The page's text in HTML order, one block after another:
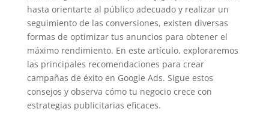
hasta orientarte al público adecuado y realizar un
seguimiento de las conversiones, existen diversas
formas de optimizar tus anuncios para obtener el
máximo rendimiento. En este artículo, exploraremos
las principales recomendaciones para crear
campañas de éxito en Google Ads. Sigue estos
consejos y observa cómo tu negocio crece con
estrategias publicitarias eficaces.